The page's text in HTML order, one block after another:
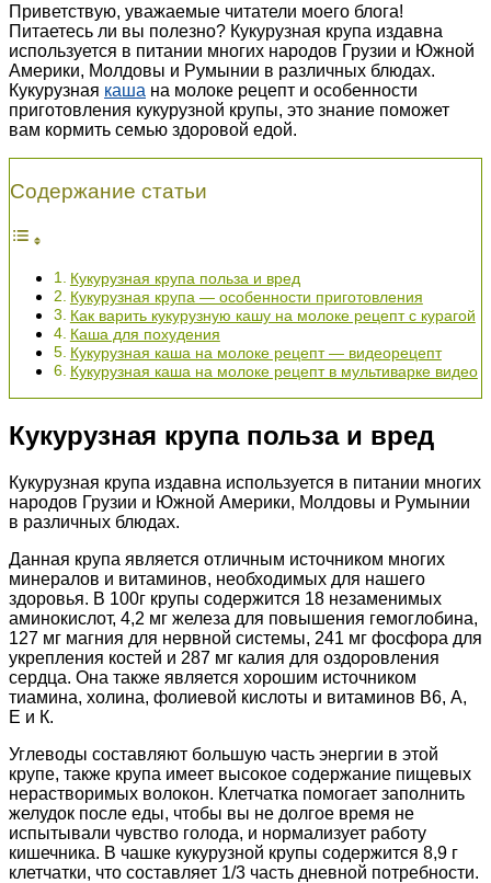
Приветствую, уважаемые читатели моего блога!
Питаетесь ли вы полезно? Кукурузная крупа издавна
используется в питании многих народов Грузии и Южной
Америки, Молдовы и Румынии в различных блюдах.
Кукурузная каша на молоке рецепт и особенности
приготовления кукурузной крупы, это знание поможет
вам кормить семью здоровой едой.
Содержание статьи
Кукурузная крупа польза и вред
Кукурузная крупа — особенности приготовления
Как варить кукурузную кашу на молоке рецепт с курагой
Каша для похудения
Кукурузная каша на молоке рецепт — видеорецепт
Кукурузная каша на молоке рецепт в мультиварке видео
Кукурузная крупа польза и вред
Кукурузная крупа издавна используется в питании многих
народов Грузии и Южной Америки, Молдовы и Румынии
в различных блюдах.
Данная крупа является отличным источником многих
минералов и витаминов, необходимых для нашего
здоровья. В 100г крупы содержится 18 незаменимых
аминокислот, 4,2 мг железа для повышения гемоглобина,
127 мг магния для нервной системы, 241 мг фосфора для
укрепления костей и 287 мг калия для оздоровления
сердца. Она также является хорошим источником
тиамина, холина, фолиевой кислоты и витаминов B6, А,
Е и К.
Углеводы составляют большую часть энергии в этой
крупе, также крупа имеет высокое содержание пищевых
нерастворимых волокон. Клетчатка помогает заполнить
желудок после еды, чтобы вы не долгое время не
испытывали чувство голода, и нормализует работу
кишечника. В чашке кукурузной крупы содержится 8,9 г
клетчатки, что составляет 1/3 часть дневной потребности.